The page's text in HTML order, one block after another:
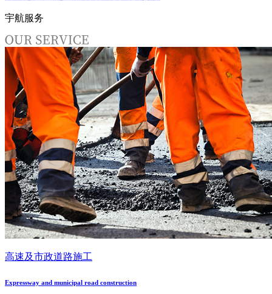
宇航服务
高速及市政道路施工
Expressway and municipal road construction